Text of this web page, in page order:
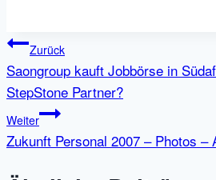
Beitragsnavigation
Zurück
Saongroup kauft Jobbörse in
StepStone Partner?
Weiter
Zukunft Personal 2007 – Photos –